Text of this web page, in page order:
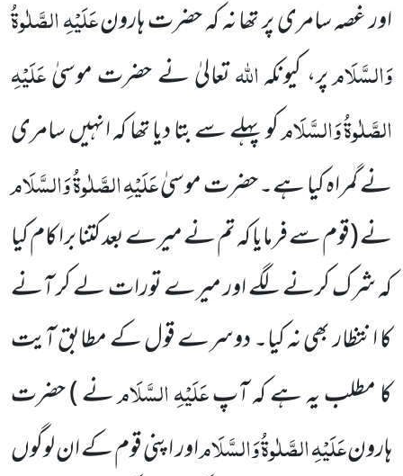
اور غصہ سامری پر تھا نہ کہ حضرت ہارونعَلَیْہِ الصَّلٰوۃُ
وَالسَّلَامپر، کیونکہاللہتعالیٰ نے حضرت موسیٰعَلَیْہِ
الصَّلٰوۃُ وَالسَّلَامکو پہلے سے بتا دیا تھا کہ انہیں سامری
نے گمراہ کیا ہے۔ حضرت موسیٰعَلَیْہِ الصَّلٰوۃُ وَالسَّلَام
نے(قوم سے فرمایا کہ تم نے میرے بعد کتنا برا کام کیا
کہ شرک کرنے لگے اور میرے تورات لے کر آنے
کا انتظار بھی نہ کیا۔ دوسرے قول کے مطابق آیت
کا مطلب یہ ہے کہ آپعَلَیْہِ السَّلَامنے )حضرت
ہارونعَلَیْہِ الصَّلٰوۃُ وَالسَّلَاماور اپنی قوم کے ان لوگوں